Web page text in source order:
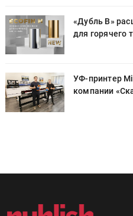
«Дубль В»
для горячего
УФ-принтер
компании